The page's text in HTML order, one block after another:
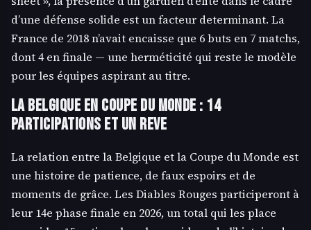
d’une défense solide est un facteur determinant. La
France de 2018 n’avait encaisse que 6 buts en 7 matchs,
dont 4 en finale — une herméticité qui reste le modèle
pour les équipes aspirant au titre.
La Belgique en Coupe du Monde : 14
participations et un reve
La relation entre la Belgique et la Coupe du Monde est
une histoire de patience, de faux espoirs et de
moments de grâce. Les Diables Rouges participeront à
leur 14e phase finale en 2026, un total qui les place